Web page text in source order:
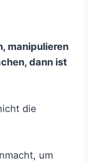
manipulieren
dann ist
die
um